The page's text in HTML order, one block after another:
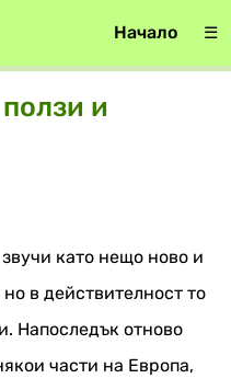
Начало ☰
и
като нещо ново и
в действителност то
Напоследък отново
части на Европа,